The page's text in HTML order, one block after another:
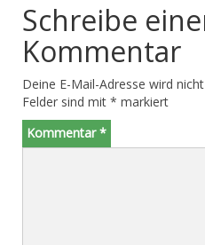
Schreibe
Kommentar
Deine E-Mail-Adresse wird
Felder sind mit * markiert
Kommentar*